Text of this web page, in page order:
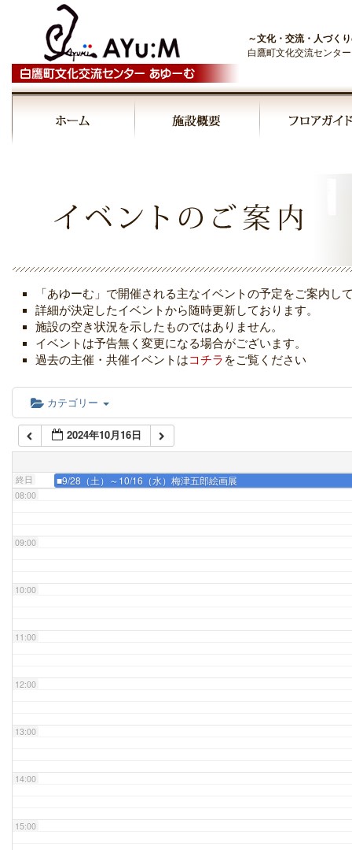
～文化・交流・人づく
白鷹町文化交流センタ
「あゆーむ」で開催される主なイベントの予定をご案内し
詳細が決定したイベントから随時更新しております。
施設の空き状況を示したものではありません。
イベントは予告無く変更になる場合がございます。
過去の主催・共催イベントはコチラ をご覧ください
カテゴリー
2024年10月16日
終日 ■9/28（土）～10/16（水）梅津五郎絵画展
04:00
06:00
07:00
08:00
09:00
10:00
11:00
12:00
13:00
14:00
15:00